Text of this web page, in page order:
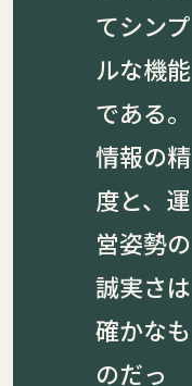
てシンプ
ルな機能
である。
情報の精
度と、運
営姿勢の
誠実さは
確かなも
のだっ